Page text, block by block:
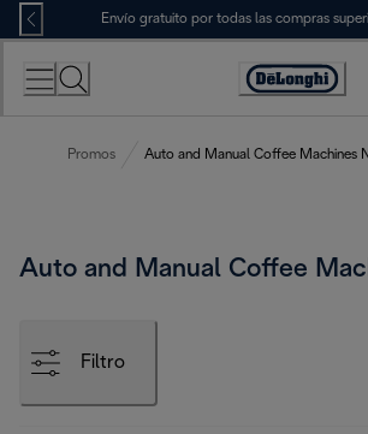
Skip
to
Content
Envío gratuito por todas las compras
Accessibility
Promos Auto and Manual Coffee Machines
Auto and Manual Coffee
Filtro